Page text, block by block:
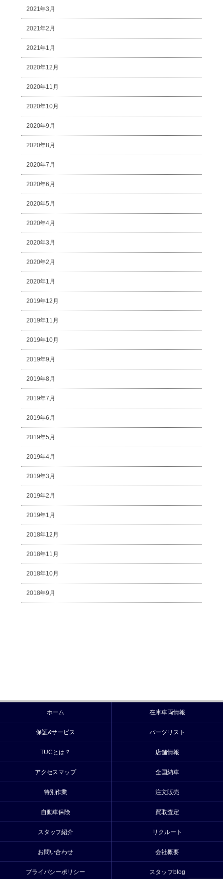
2021年3月
2021年2月
2021年1月
2020年12月
2020年11月
2020年10月
2020年9月
2020年8月
2020年7月
2020年6月
2020年5月
2020年4月
2020年3月
2020年2月
2020年1月
2019年12月
2019年11月
2019年10月
2019年9月
2019年8月
2019年7月
2019年6月
2019年5月
2019年4月
2019年3月
2019年2月
2019年1月
2018年12月
2018年11月
2018年10月
2018年9月
ホーム 在庫車両情報
保証&サービス パーツリスト
TUCとは？ 店舗情報
アクセスマップ 全国納車
特別作業 注文販売
自動車保険 買取査定
スタッフ紹介 リクルート
お問い合わせ 会社概要
プライバシーポリシー スタッフblog